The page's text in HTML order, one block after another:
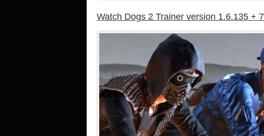
Watch Dogs 2 Trainer version 1.6.135 + 7